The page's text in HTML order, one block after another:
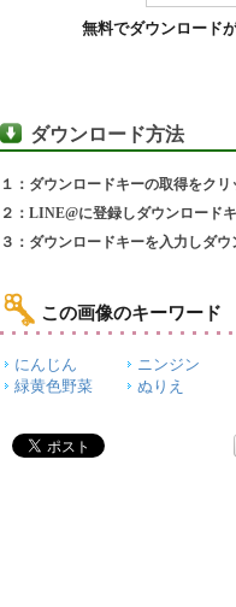
無料でダウンロード
ダウンロード方法
１：ダウンロードキーの取得をクリ
２：LINE@に登録しダウンロード
３：ダウンロードキーを入力しダ
この画像のキーワード
にんじん ニンジン
緑黄色野菜
ぬりえ